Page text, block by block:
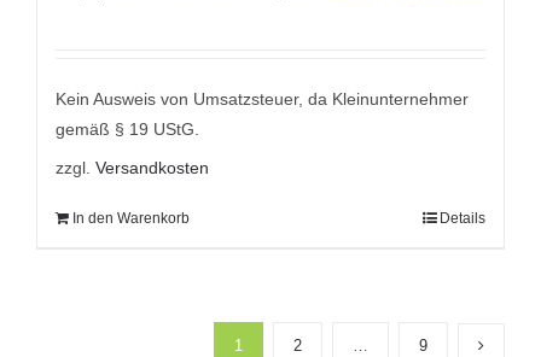
Kein Ausweis von Umsatzsteuer, da Kleinunternehmer
gemäß § 19 UStG.
zzgl. Versandkosten
In den Warenkorb Details
1 2 … 9